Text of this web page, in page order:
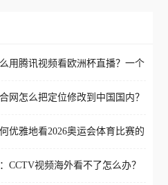
区工作、留学、定居等，都
权限制所困扰。
回国加速器，即可解决「海
版权限制」的问题，无论人
国、加拿大、澳大利亚、欧
学、定居等，都可以使用，
用腾讯视频看欧洲杯直播？一个
网怎么把定位修改到中国国内？
优雅地看2026奥运会体育比赛的
CCTV视频海外看不了怎么办？